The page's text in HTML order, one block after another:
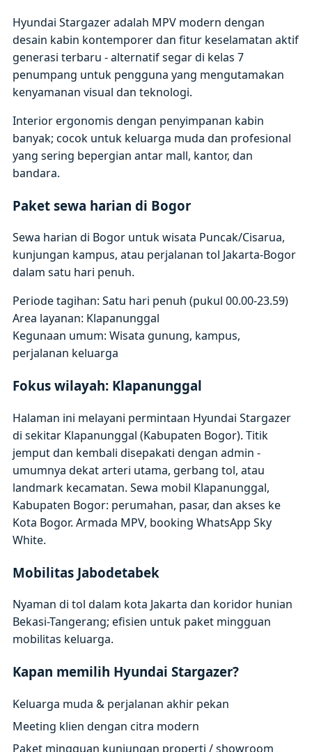
Hyundai Stargazer adalah MPV modern dengan
desain kabin kontemporer dan fitur keselamatan aktif
generasi terbaru - alternatif segar di kelas 7
penumpang untuk pengguna yang mengutamakan
kenyamanan visual dan teknologi.
Interior ergonomis dengan penyimpanan kabin
banyak; cocok untuk keluarga muda dan profesional
yang sering bepergian antar mall, kantor, dan
bandara.
Paket sewa harian di Bogor
Sewa harian di Bogor untuk wisata Puncak/Cisarua,
kunjungan kampus, atau perjalanan tol Jakarta-Bogor
dalam satu hari penuh.
Periode tagihan: Satu hari penuh (pukul 00.00-23.59)
Area layanan: Klapanunggal
Kegunaan umum: Wisata gunung, kampus,
perjalanan keluarga
Fokus wilayah: Klapanunggal
Halaman ini melayani permintaan Hyundai Stargazer
di sekitar Klapanunggal (Kabupaten Bogor). Titik
jemput dan kembali disepakati dengan admin -
umumnya dekat arteri utama, gerbang tol, atau
landmark kecamatan. Sewa mobil Klapanunggal,
Kabupaten Bogor: perumahan, pasar, dan akses ke
Kota Bogor. Armada MPV, booking WhatsApp Sky
White.
Mobilitas Jabodetabek
Nyaman di tol dalam kota Jakarta dan koridor hunian
Bekasi-Tangerang; efisien untuk paket mingguan
mobilitas keluarga.
Kapan memilih Hyundai Stargazer?
Keluarga muda & perjalanan akhir pekan
Meeting klien dengan citra modern
Paket mingguan kunjungan properti / showroom